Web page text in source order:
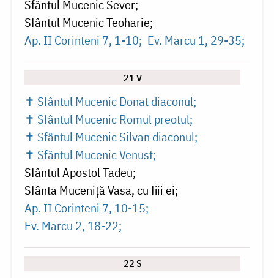
Sfântul Mucenic Sever
Sfântul Mucenic Teoharie
Ap. II Corinteni 7, 1-10 Ev. Marcu 1, 29-35
21 V
✝ Sfântul Mucenic Donat diaconul
✝ Sfântul Mucenic Romul preotul
✝ Sfântul Mucenic Silvan diaconul
✝ Sfântul Mucenic Venust
Sfântul Apostol Tadeu
Sfânta Muceniță Vasa, cu fiii ei
Ap. II Corinteni 7, 10-15
Ev. Marcu 2, 18-22
22 S